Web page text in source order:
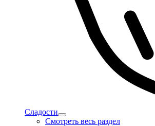
Сладости
Смотреть весь раздел